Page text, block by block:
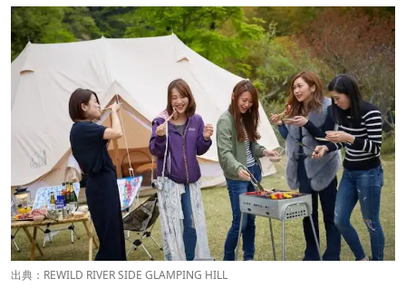
出典： REWILD RIVER SIDE GLAMPING HILL